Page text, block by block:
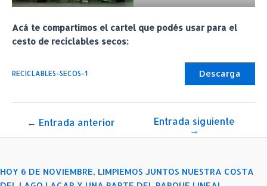
Acá te compartimos el cartel que podés usar para el
cesto de reciclables secos:
RECICLABLES-SECOS-1 Descarga
Navegación
de
← Entrada anterior Entrada siguiente
→
HOY 6 DE NOVIEMBRE, LIMPIEMOS JUNTOS NUESTRA COSTA